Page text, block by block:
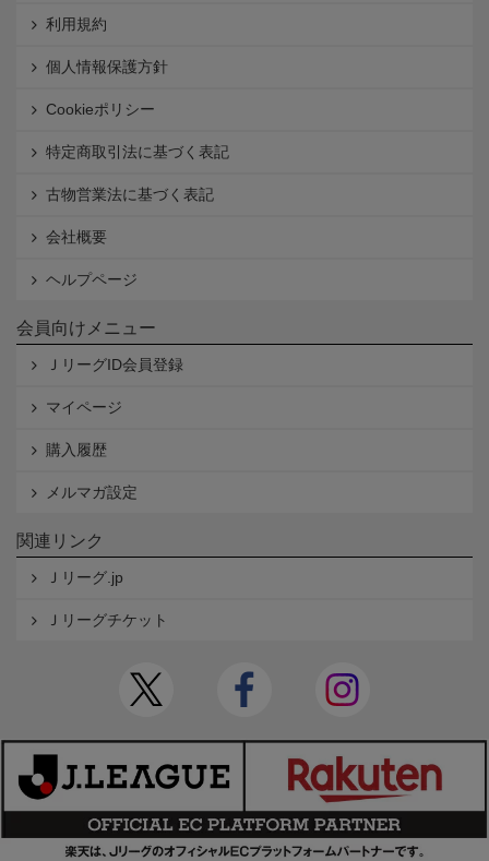
利用規約
個人情報保護方針
Cookieポリシー
特定商取引法に基づく表記
古物営業法に基づく表記
会社概要
ヘルプページ
会員向けメニュー
ＪリーグID会員登録
マイページ
購入履歴
メルマガ設定
関連リンク
Ｊリーグ.jp
Ｊリーグチケット